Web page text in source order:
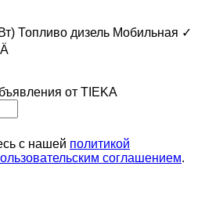
Топливо дизель Мобильная ✓
от TIEKA
с нашей политикой
соглашением.